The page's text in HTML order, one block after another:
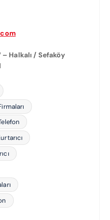
– Halkalı / Sefaköy